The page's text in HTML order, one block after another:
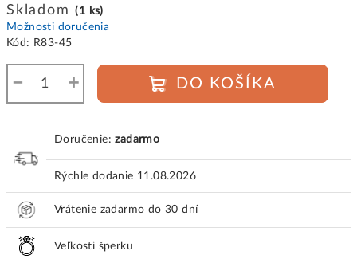
Jednotková
cena:
Skladom(1 ks)
Možnosti doručenia
Kód: R83-45
+
− DO KOŠÍKA
Doručenie:zadarmo
Rýchle dodanie 11.08.2026
Vrátenie zadarmo do 30 dní
Veľkosti šperku